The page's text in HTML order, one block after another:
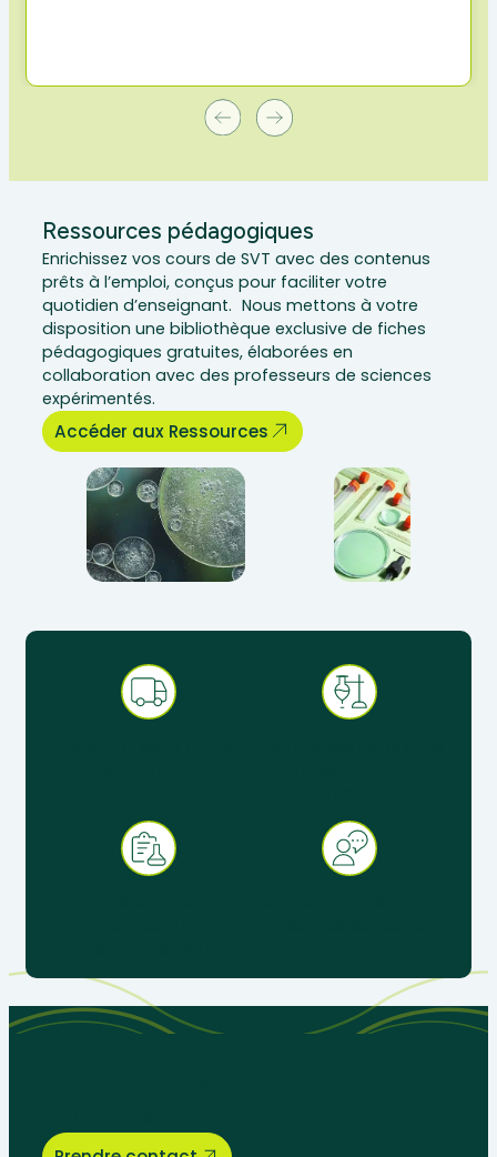
Ressources pédagogiques
Enrichissez vos cours de SVT avec des contenus
prêts à l’emploi, conçus pour faciliter votre
quotidien d’enseignant. Nous mettons à votre
disposition une bibliothèque exclusive de fiches
pédagogiques gratuites, élaborées en
collaboration avec des professeurs de sciences
expérimentés.
Accéder aux Ressources